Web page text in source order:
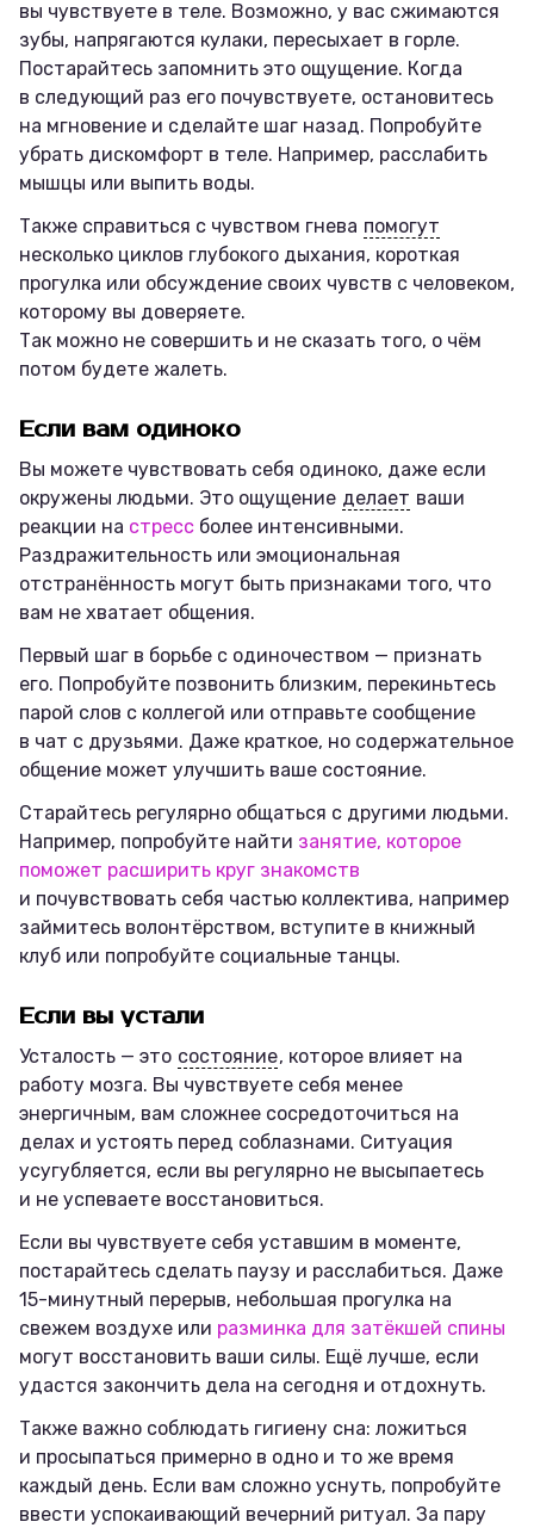
вы чувствуете в теле. Возможно, у вас сжимаются
зубы, напрягаются кулаки, пересыхает в горле.
Постарайтесь запомнить это ощущение. Когда
в следующий раз его почувствуете, остановитесь
на мгновение и сделайте шаг назад. Попробуйте
убрать дискомфорт в теле. Например, расслабить
мышцы или выпить воды.
Также справиться с чувством гнева помогут
несколько циклов глубокого дыхания, короткая
прогулка или обсуждение своих чувств с человеком,
которому вы доверяете.
Так можно не совершить и не сказать того, о чём
потом будете жалеть.
Если вам одиноко
Вы можете чувствовать себя одиноко, даже если
окружены людьми. Это ощущение делает ваши
реакции на стресс более интенсивными.
Раздражительность или эмоциональная
отстранённость могут быть признаками того, что
вам не хватает общения.
Первый шаг в борьбе с одиночеством — признать
его. Попробуйте позвонить близким, перекиньтесь
парой слов с коллегой или отправьте сообщение
в чат с друзьями. Даже краткое, но содержательное
общение может улучшить ваше состояние.
Старайтесь регулярно общаться с другими людьми.
Например, попробуйте найти занятие, которое
поможет расширить круг знакомств
и почувствовать себя частью коллектива, например
займитесь волонтёрством, вступите в книжный
клуб или попробуйте социальные танцы.
Если вы устали
Усталость — это состояние, которое влияет на
работу мозга. Вы чувствуете себя менее
энергичным, вам сложнее сосредоточиться на
делах и устоять перед соблазнами. Ситуация
усугубляется, если вы регулярно не высыпаетесь
и не успеваете восстановиться.
Если вы чувствуете себя уставшим в моменте,
постарайтесь сделать паузу и расслабиться. Даже
15-минутный перерыв, небольшая прогулка на
свежем воздухе или разминка для затёкшей спины
могут восстановить ваши силы. Ещё лучше, если
удастся закончить дела на сегодня и отдохнуть.
Также важно соблюдать гигиену сна: ложиться
и просыпаться примерно в одно и то же время
каждый день. Если вам сложно уснуть, попробуйте
ввести успокаивающий вечерний ритуал. За пару